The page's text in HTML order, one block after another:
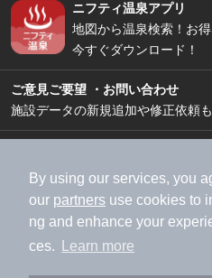
By using our services, you
our partners use cookies to
ng and enhance your
ces.
Learn more
ニフティ温泉アプリ
地図から温泉検索！お
今すぐダウンロード！
ご意見ご要望 ・お問い合わせ
施設データの新規追加や修正依頼
加盟店募集（資料請求
利用規約
ライフスタ
特定商取引法に基づく表
運営会社